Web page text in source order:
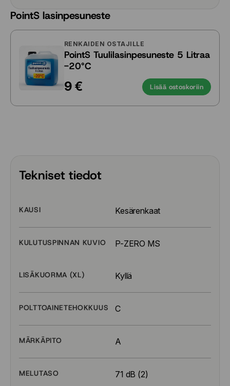
PointS lasinpesuneste
RENKAIDEN OSTAJILLE
PointS Tuulilasinpesuneste 5 Litraa
-20°C
9 € Lisää ostoskoriin
Tekniset tiedot
KAUSI Kesärenkaat
KULUTUSPINNAN KUVIO P-ZERO MS
LISÄKUORMA (XL) Kyllä
POLTTOAINETEHOKKUUS C
MÄRKÄPITO A
MELUTASO 71 dB (2)